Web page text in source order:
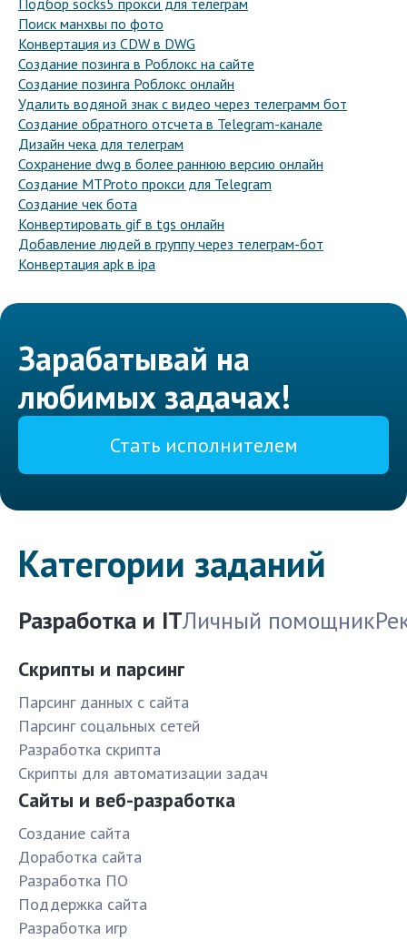
Подбор socks5 прокси для телеграм
Поиск манхвы по фото
Конвертация из CDW в DWG
Создание позинга в Роблокс на сайте
Создание позинга Роблокс онлайн
Удалить водяной знак с видео через телеграмм бот
Создание обратного отсчета в Telegram-канале
Дизайн чека для телеграм
Сохранение dwg в более раннюю версию онлайн
Создание MTProto прокси для Telegram
Создание чек бота
Конвертировать gif в tgs онлайн
Добавление людей в группу через телеграм-бот
Конвертация apk в ipa
Зарабатывай на
любимых задачах!
Стать исполнителем
Категории заданий
Разработка и ITЛичный помощник
Скрипты и парсинг
Парсинг данных с сайта
Парсинг соцальных сетей
Разработка скрипта
Скрипты для автоматизации задач
Сайты и веб-разработка
Создание сайта
Доработка сайта
Разработка ПО
Поддержка сайта
Разработка игр